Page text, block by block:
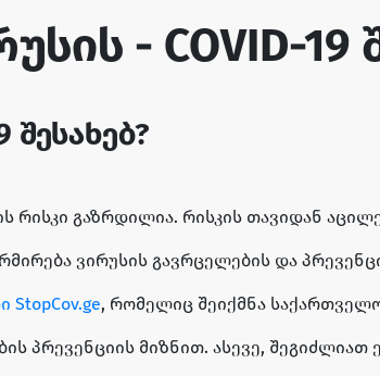
- COVID-19
გაზრდილია. რისკის თავიდან
ვირუსის გავრცელების და
, რომელიც შეიქმნა
პრევენციის მიზნით. ასევე, შეგიძლიათ